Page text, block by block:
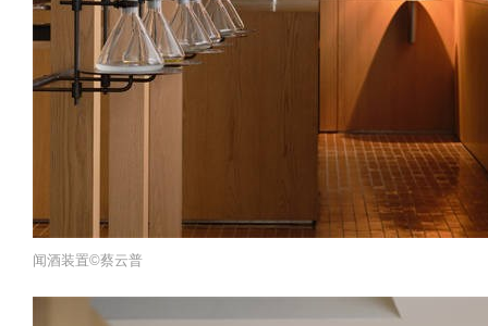
闻酒装置©️蔡云普